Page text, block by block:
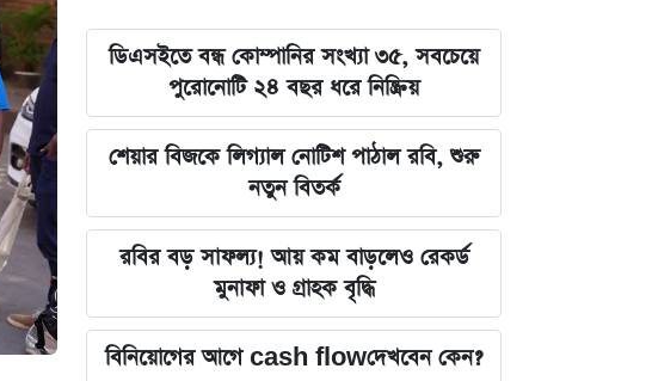
ডিএসইতে বন্ধ কোম্পানির সংখ্যা ৩৫, সবচেয়ে
পুরোনোটি ২৪ বছর ধরে নিষ্ক্রিয়
শেয়ার বিজকে লিগ্যাল নোটিশ পাঠাল রবি, শুরু
নতুন বিতর্ক
রবির বড় সাফল্য! আয় কম বাড়লেও রেকর্ড
মুনাফা ও গ্রাহক বৃদ্ধি
বিনিয়োগের আগে cash flowদেখবেন কেন?